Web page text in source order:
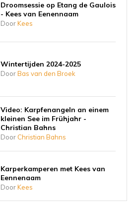
Droomsessie op Etang de Gaulois
- Kees van Eenennaam
DoorKees
Wintertijden 2024-2025
DoorBas van den Broek
Video: Karpfenangeln an einem
kleinen See im Frühjahr -
Christian Bahns
Door Christian Bahns
Karperkamperen met Kees van
Eennenaam
DoorKees